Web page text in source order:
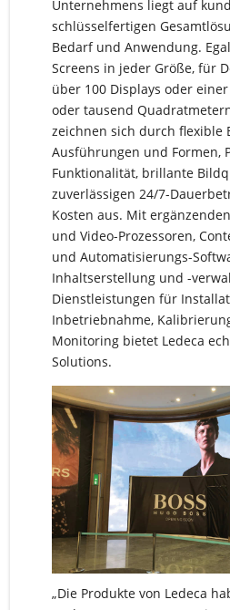
Unternehmens liegt auf
schlüsselfertigen
Bedarf und Anwendung.
Screens in jeder Größe, für
über 100 Displays oder
oder tausend
zeichnen sich durch flexible
Ausführungen und Formen,
Funktionalität, brillante
zuverlässigen 24/7-
Kosten aus. Mit
und Video-Prozessoren,
und Automatisierungs-
Inhaltserstellung und -
Dienstleistungen für
Inbetriebnahme,
Monitoring bietet Ledeca
Solutions.
„Die Produkte von Ledeca